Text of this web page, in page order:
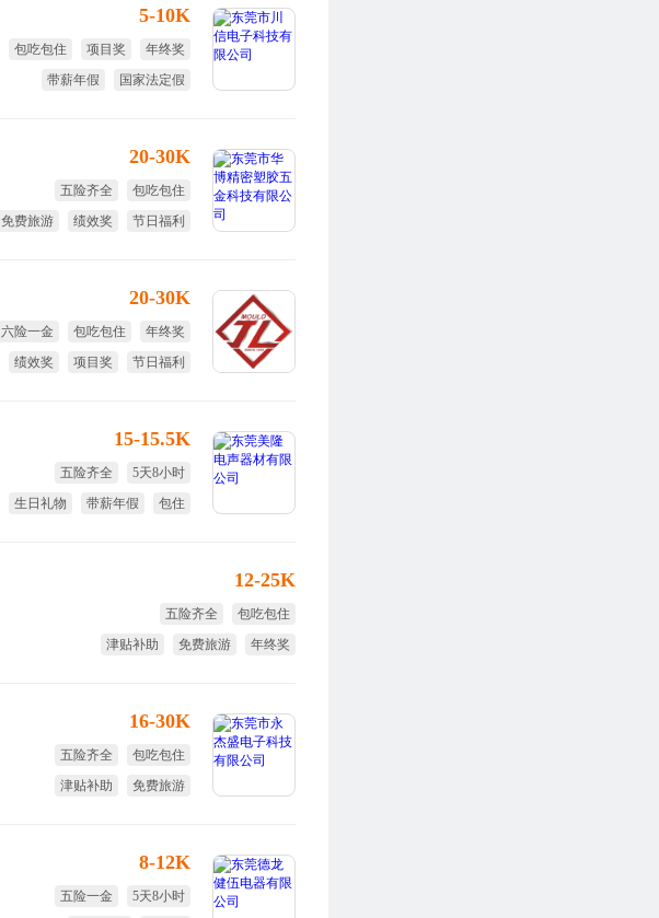
5-10K
包吃包住 项目奖
年终奖
带薪年假
国家法定假
20-30K
五险齐全
包吃包住
免费旅游
绩效奖
节日福利
20-30K
六险一金 包吃包住
年终奖
绩效奖
项目奖 节日福利
15-15.5K
五险齐全
5天8小时
生日礼物
带薪年假 包住
12-25K
五险齐全
包吃包住
津贴补助
免费旅游
年终奖
16-30K
五险齐全
包吃包住
津贴补助
免费旅游
8-12K
五险一金
5天8小时